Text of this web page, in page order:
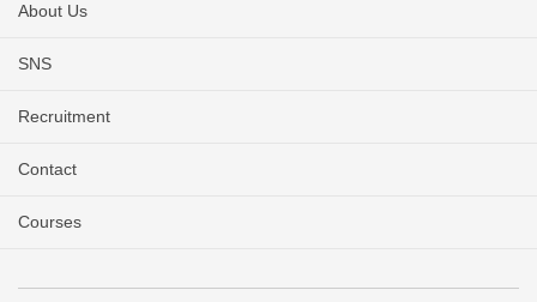
About Us
SNS
Recruitment
Contact
Courses